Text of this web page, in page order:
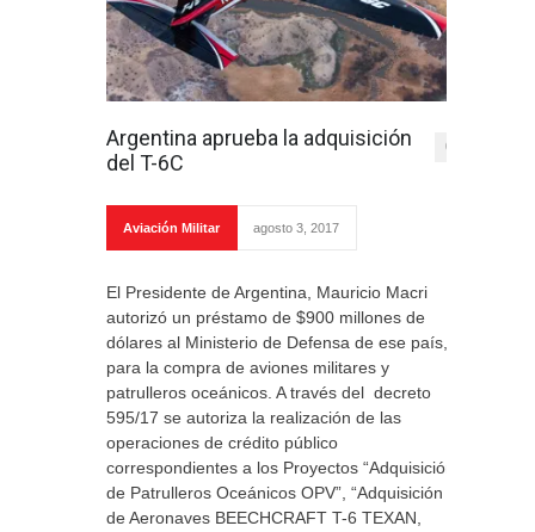
Argentina aprueba la adquisición
del T-6C
0
Aviación Militar agosto 3, 2017
El Presidente de Argentina, Mauricio Macri
autorizó un préstamo de $900 millones de
dólares al Ministerio de Defensa de ese país,
para la compra de aviones militares y
patrulleros oceánicos. A través del decreto
595/17 se autoriza la realización de las
operaciones de crédito público
correspondientes a los Proyectos “Adquisición
de Patrulleros Oceánicos OPV”, “Adquisición
de Aeronaves BEECHCRAFT T-6 TEXAN,